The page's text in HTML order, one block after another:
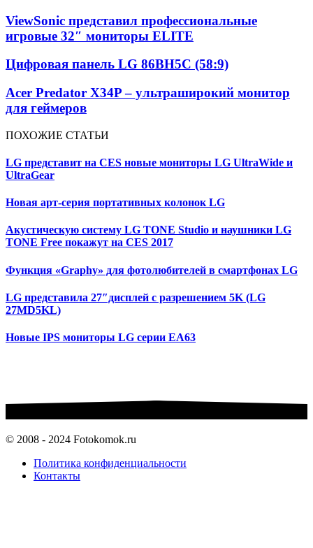
ViewSonic представил профессиональные
игровые 32″ мониторы ELITE
Цифровая панель LG 86BH5C (58:9)
Acer Predator X34P – ультраширокий монитор
для геймеров
ПОХОЖИЕ СТАТЬИ
LG представит на CES новые мониторы LG UltraWide и
UltraGear
Новая арт-серия портативных колонок LG
Акустическую систему LG TONE Studio и наушники LG
TONE Free покажут на CES 2017
Функция «Graphy» для фотолюбителей в смартфонах LG
LG представила 27″дисплей с разрешением 5K (LG
27MD5KL)
Новые IPS мониторы LG серии EA63
© 2008 - 2024 Fotokomok.ru
Политика конфиденциальности
Контакты